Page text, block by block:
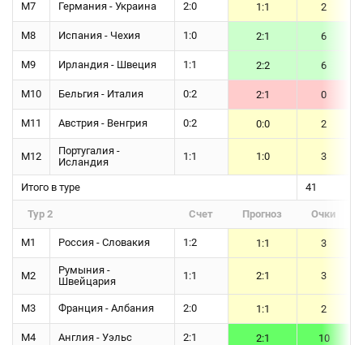
М7 Германия - Украина 2:0 1:1 2
М8 Испания - Чехия 1:0 2:1 6
М9 Ирландия - Швеция 1:1 2:2 6
М10 Бельгия - Италия 0:2 2:1 0
М11 Австрия - Венгрия 0:2 0:0 2
М12
Португалия -
Исландия
1:1 1:0 3
Итого в туре 41
Тур 2 Счет Прогноз Очки
М1 Россия - Словакия 1:2 1:1 3
М2
Румыния -
Швейцария
1:1 2:1 3
М3 Франция - Албания 2:0 1:1 2
М4 Англия - Уэльс 2:1 2:1 10